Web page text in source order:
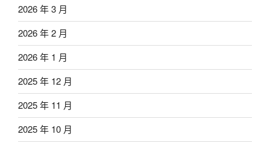
2026 年 3 月
2026 年 2 月
2026 年 1 月
2025 年 12 月
2025 年 11 月
2025 年 10 月